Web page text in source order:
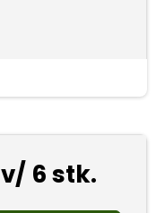
v/ 6 stk.